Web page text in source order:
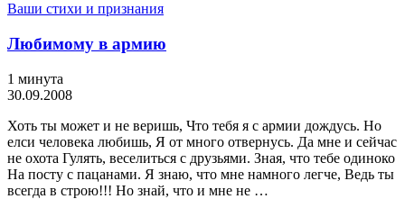
Ваши стихи и признания
Любимому в армию
1 минута
30.09.2008
Хоть ты может и не веришь, Что тебя я с армии дождусь. Но
елси человека любишь, Я от много отвернусь. Да мне и сейчас
не охота Гулять, веселиться с друзьями. Зная, что тебе одиноко
На посту с пацанами. Я знаю, что мне намного легче, Ведь ты
всегда в строю!!! Но знай, что и мне не …